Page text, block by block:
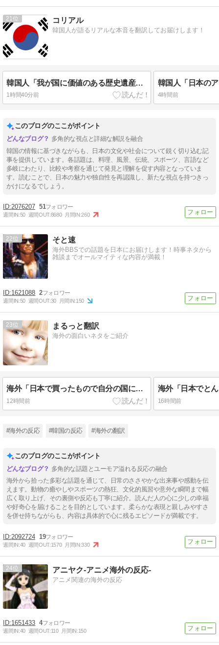
21 コリアル
韓国人が語るリアルな本音を翻訳してお届けします！
韓国人「我が国に価値のある歴史遺産や伝統が残ってない本当の理由がこちら・・・」
1時間40分前 4時間前
このブログのここがポイント
多角的な視点と詳細な解説を融合
韓国の情報に基づきながらも、日本の文化や社会について鋭く切り込む記
事を提供しています。各話題は、料理、風景、伝統、スポーツ、言語など
多岐にわたり、比較や考察を通じて発見と理解を促す内容となっていま
す。読むことで、日本の魅力や独自性を再認識し、新たな視点を持つきっ
かけになるでしょう。
2076207 51
週間IN:50 週間OUT:8680 月間IN:260
22 そと速
海外BBSでの話題を日本にお届けします！時事ネタから
雑談までオールマイティな内容が満載！
1621088 2
週間IN:50 週間OUT:30 月間IN:150
23 まるっと翻訳
海外の面白いネタをご紹介
海外「日本で買ったもので自分の国に戻ってからも使い続けてるものってある？」
12時間前 16時間前
#海外の反応 #韓国の反応 #海外の翻訳
このブログのここがポイント
多角的な話題とユーモア溢れる反応の融合
海外から拾った多彩な話題を通じて、日常のささやかな出来事や感動を伝
えます。動物の癒やしやスポーツの熱狂、文化的風習や意外な瞬間まで幅
広く取り上げ、その裏側や反応も丁寧に紹介。読んだ人の心に少しの幸福
や好奇心を届けることを目的としています。柔らかな表現と親しみやすさ
を併せ持ちながらも、内容は具体的で心に残るエピソードが満載です。
2092724 19
週間IN:40 週間OUT:1570 月間IN:330
24 アニヤク-アニメ海外の反応-
アニメ関連の海外の反応
1651433 4
週間IN:40 週間OUT:110 月間IN:150